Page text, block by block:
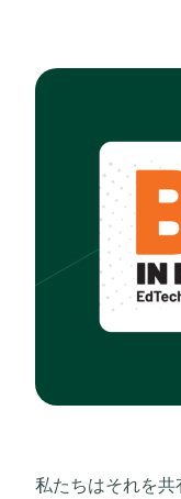
私たちはそれを